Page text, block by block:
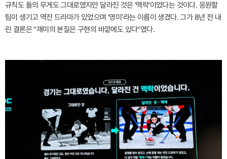
규칙도 돌의 무게도 그대로였지만 달라진 것은 '맥락'이었다는 것이다. 응원할
팀이 생기고 역전 드라마가 있었으며 '영미'라는 이름이 생겼다. 그가 8년 전 내
린 결론은 "재미의 본질은 구현의 바깥에도 있다"였다.